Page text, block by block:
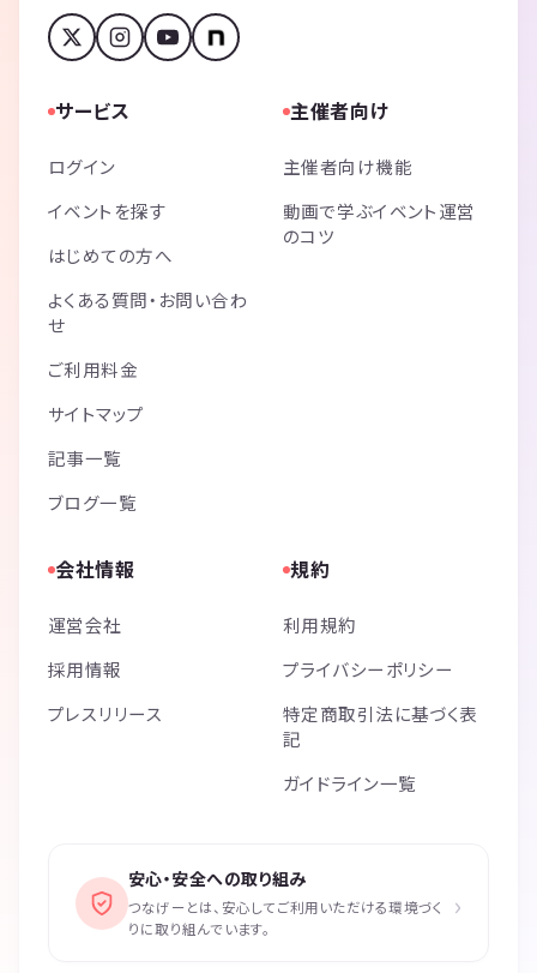
サービス
ログイン
イベントを探す
はじめての方へ
よくある質問・お問い合わ
せ
ご利用料金
サイトマップ
記事一覧
ブログ一覧
主催者向け
主催者向け機能
動画で学ぶイベント運営
のコツ
会社情報
運営会社
採用情報
プレスリリース
規約
利用規約
プライバシーポリシー
特定商取引法に基づく表
記
ガイドライン一覧
安心・安全への取り組み
つなげーとは、安心してご利用いただける環境づく
りに取り組んでいます。
›